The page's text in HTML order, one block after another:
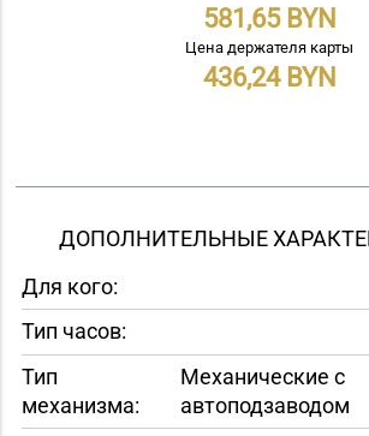
581,65
Цена держателя карты
436,24
ДОПОЛНИТЕЛЬНЫЕ
Для кого:
Тип часов:
Тип
механизма:
Механические с
автоподзаводом